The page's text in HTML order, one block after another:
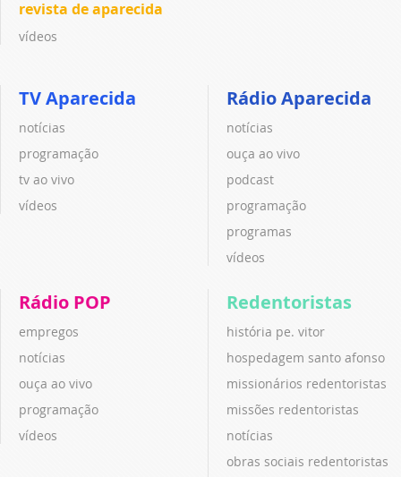
revista de aparecida
vídeos
TV Aparecida
notícias
programação
tv ao vivo
vídeos
Rádio Aparecida
notícias
ouça ao vivo
podcast
programação
programas
vídeos
Rádio POP
empregos
notícias
ouça ao vivo
programação
vídeos
Redentoristas
história pe. vitor
hospedagem santo afonso
missionários redentoristas
missões redentoristas
notícias
obras sociais redentoristas